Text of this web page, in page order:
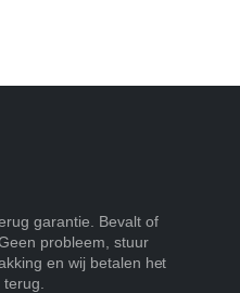
garantie. Bevalt of
probleem, stuur
en wij betalen het